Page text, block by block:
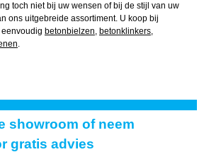
toch niet bij uw wensen of bij de stijl van uw
ons uitgebreide assortiment. U koop bij
betonbielzen, betonklinkers,
.
showroom of neem
gratis advies